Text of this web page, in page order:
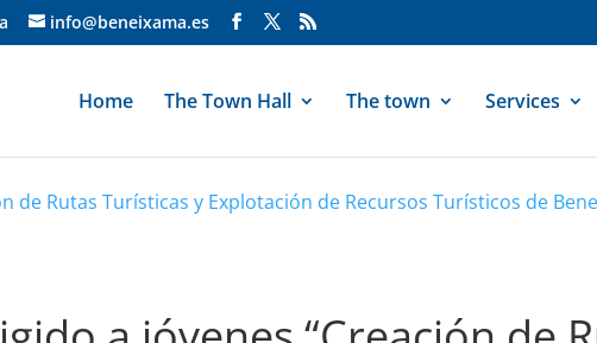
info@beneixama.es
Home The Town Hall The town Services
de Rutas Turísticas y Explotación de Recursos Turísticos de